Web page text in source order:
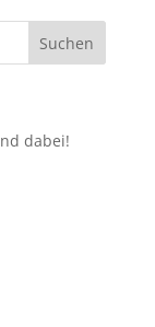
dabei!